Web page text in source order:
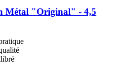
Métal "Original" -​ 4,5